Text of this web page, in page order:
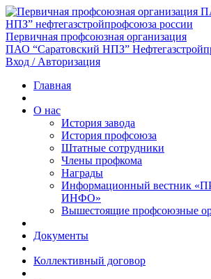
Первичная профсоюзная организация
ПАО “Саратовский НПЗ”
Вход / Авторизация
Главная
О нас
История завода
История профсоюза
Штатные сотрудники
Члены профкома
Награды
Информационный вестник
ИНФО»
Вышестоящие профсоюзные
Документы
Коллективный договор